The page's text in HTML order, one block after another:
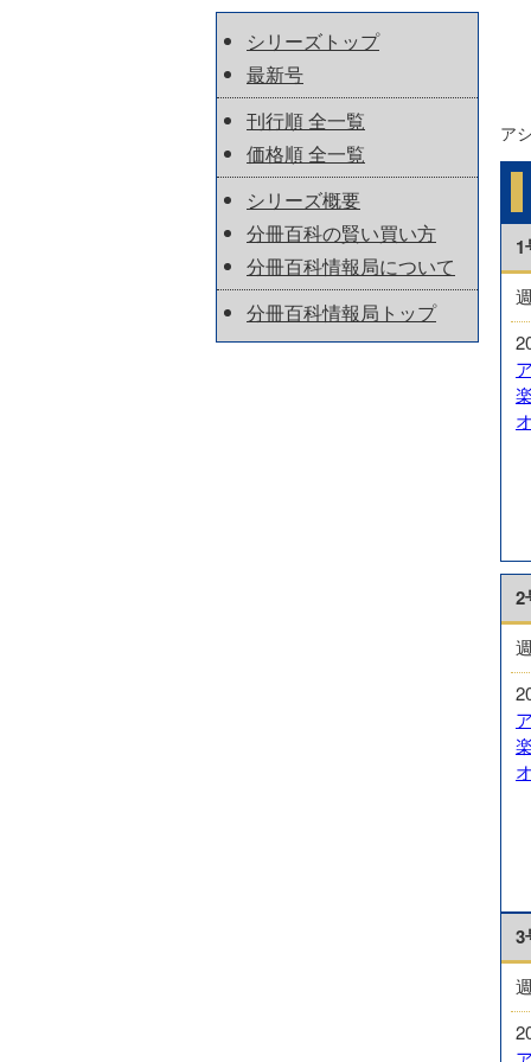
シリーズトップ
最新号
刊行順 全一覧
価格順 全一覧
シリーズ概要
分冊百科の賢い買い方
分冊百科情報局について
分冊百科情報局トップ
ア
1
2
3